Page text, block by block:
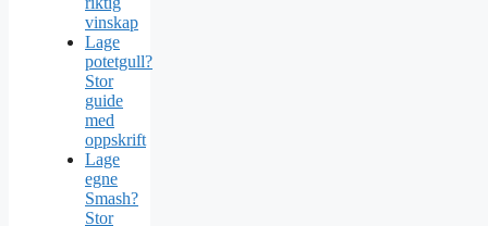
vinskap
Lage
potetgull?
Stor
guide
med
oppskrift
Lage
egne
Smash?
Stor